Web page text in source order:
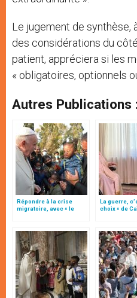
Le jugement de synthèse,
des considérations du
patient, appréciera si les
« obligatoires, optionnels
Autres Publications
Répondre à la crise
migratoire, avec « le
La guerre,
choix « de